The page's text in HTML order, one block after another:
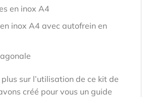
en inox A4
inox A4 avec autofrein en
sur l’utilisation de ce kit de
créé pour vous un guide